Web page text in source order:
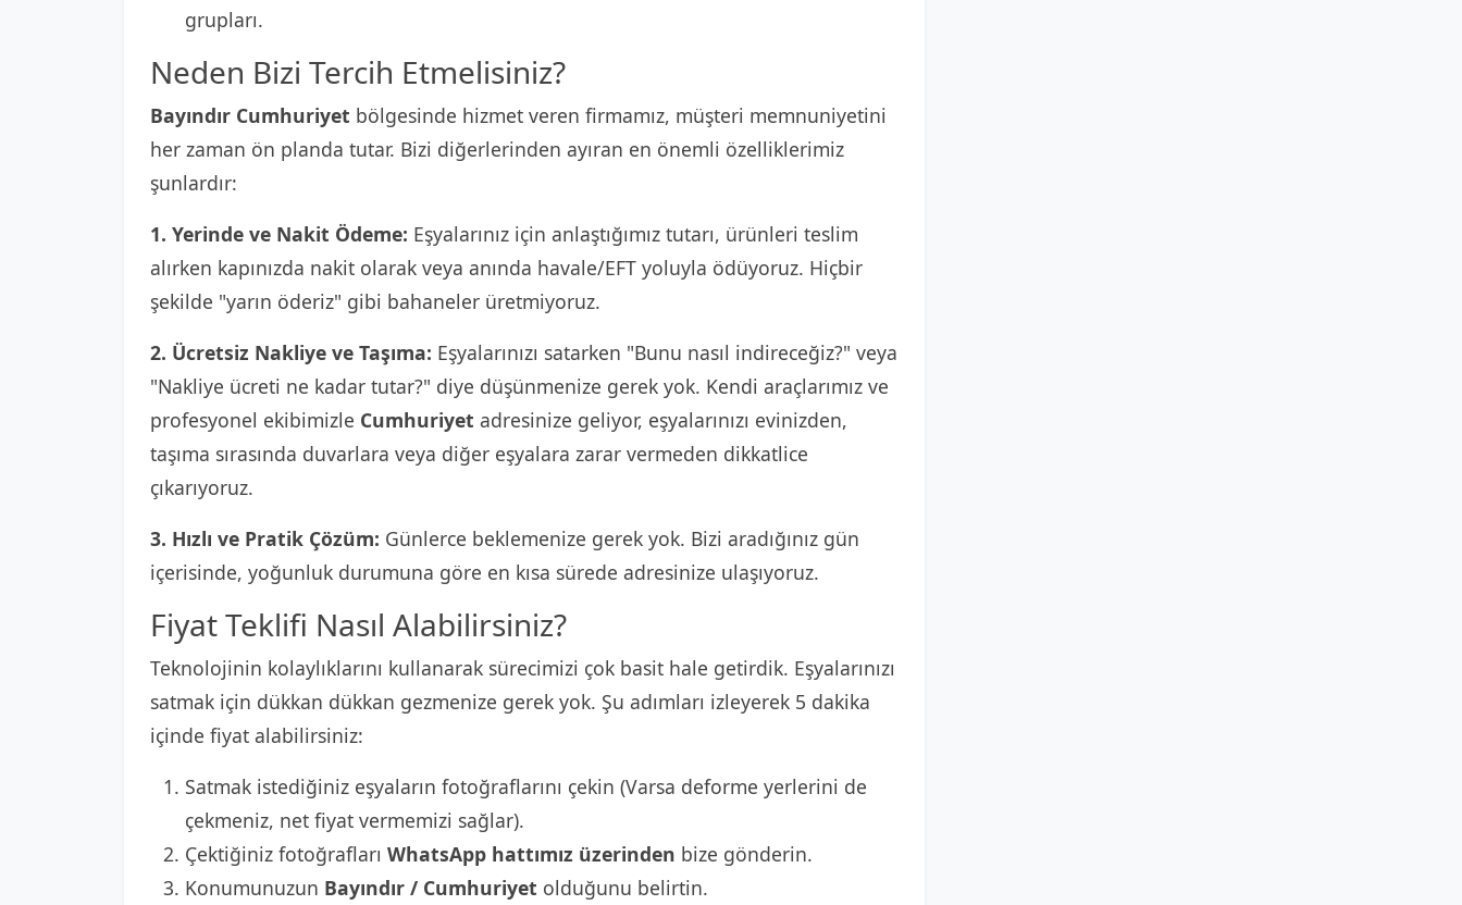
grupları.
Neden Bizi Tercih Etmelisiniz?
Bayındır Cumhuriyet bölgesinde hizmet veren firmamız, müşteri memnuniyetini
her zaman ön planda tutar. Bizi diğerlerinden ayıran en önemli özelliklerimiz
şunlardır:
1. Yerinde ve Nakit Ödeme: Eşyalarınız için anlaştığımız tutarı, ürünleri teslim
alırken kapınızda nakit olarak veya anında havale/EFT yoluyla ödüyoruz. Hiçbir
şekilde "yarın öderiz" gibi bahaneler üretmiyoruz.
2. Ücretsiz Nakliye ve Taşıma: Eşyalarınızı satarken "Bunu nasıl indireceğiz?" veya
"Nakliye ücreti ne kadar tutar?" diye düşünmenize gerek yok. Kendi araçlarımız ve
profesyonel ekibimizle Cumhuriyet adresinize geliyor, eşyalarınızı evinizden,
taşıma sırasında duvarlara veya diğer eşyalara zarar vermeden dikkatlice
çıkarıyoruz.
3. Hızlı ve Pratik Çözüm: Günlerce beklemenize gerek yok. Bizi aradığınız gün
içerisinde, yoğunluk durumuna göre en kısa sürede adresinize ulaşıyoruz.
Fiyat Teklifi Nasıl Alabilirsiniz?
Teknolojinin kolaylıklarını kullanarak sürecimizi çok basit hale getirdik. Eşyalarınızı
satmak için dükkan dükkan gezmenize gerek yok. Şu adımları izleyerek 5 dakika
içinde fiyat alabilirsiniz:
Satmak istediğiniz eşyaların fotoğraflarını çekin (Varsa deforme yerlerini de
çekmeniz, net fiyat vermemizi sağlar).
Çektiğiniz fotoğrafları WhatsApp hattımız üzerinden bize gönderin.
Konumunuzun Bayındır / Cumhuriyet olduğunu belirtin.